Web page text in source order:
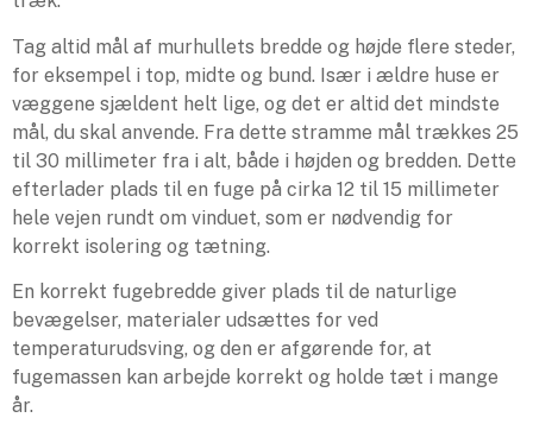
Tag altid mål af murhullets bredde og højde flere steder,
for eksempel i top, midte og bund. Især i ældre huse er
væggene sjældent helt lige, og det er altid det mindste
mål, du skal anvende. Fra dette stramme mål trækkes 25
til 30 millimeter fra i alt, både i højden og bredden. Dette
efterlader plads til en fuge på cirka 12 til 15 millimeter
hele vejen rundt om vinduet, som er nødvendig for
korrekt isolering og tætning.
En korrekt fugebredde giver plads til de naturlige
bevægelser, materialer udsættes for ved
temperaturudsving, og den er afgørende for, at
fugemassen kan arbejde korrekt og holde tæt i mange
år.